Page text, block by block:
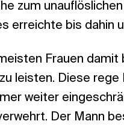
zum
erreichte bis dahin
Frauen
leisten. Diese
weiter
Der Mann